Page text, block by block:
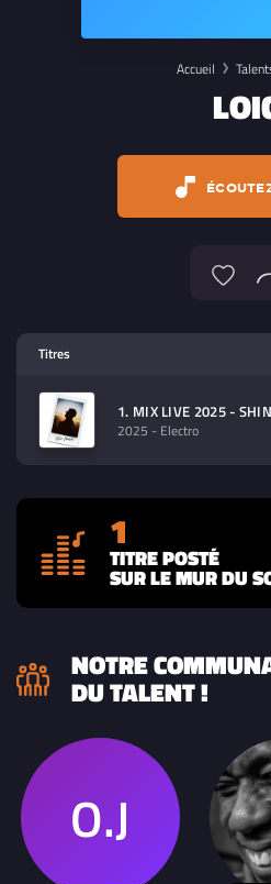
Accueil
contenu à lire
Titres
1. MIX LIVE 2025 -
2025 - Electro
1
TITRE POSTÉ
SUR LE MUR DU
NOTRE
DU TALENT !